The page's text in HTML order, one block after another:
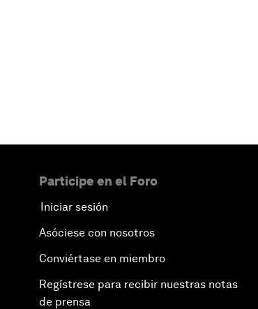
Participe en el Foro
Iniciar sesión
Asóciese con nosotros
Conviértase en miembro
Regístrese para recibir nuestras notas
de prensa